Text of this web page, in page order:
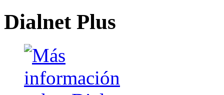
Dialnet Plus